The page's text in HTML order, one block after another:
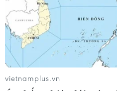
vietnamplus.vn